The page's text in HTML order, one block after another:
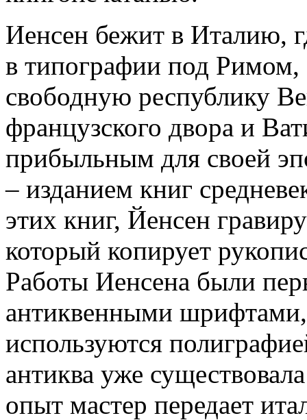
Иенсен бежит в Италию,
в типографии под Римом,
свободную республику
французского двора и
прибыльным для своей
– изданием книг
этих книг, Йенсен
который копирует
Работы Иенсена были
антиквенными шрифтами,
используются
антиква уже
опыт мастер передает